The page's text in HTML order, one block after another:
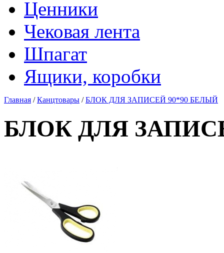
Ценники
Чековая лента
Шпагат
Ящики, коробки
Главная /Канцтовары /БЛОК ДЛЯ ЗАПИСЕЙ 90*90 БЕЛЫЙ
БЛОК ДЛЯ